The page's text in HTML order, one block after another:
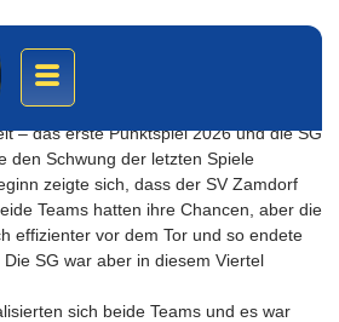
zum Rückrundenauftakt
– das erste Punktspiel 2026 und die SG
den Schwung der letzten Spiele
zeigte sich, dass der SV Zamdorf
Teams hatten ihre Chancen, aber die
effizienter vor dem Tor und so endete
SG war aber in diesem Viertel
sich beide Teams und es war